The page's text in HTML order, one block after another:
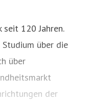
120 Jahren.
über die
über
der